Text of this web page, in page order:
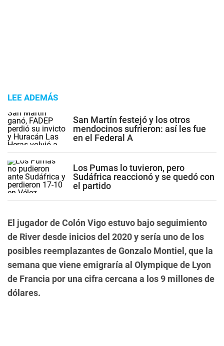
LEE ADEMÁS
San Martín festejó y los otros
mendocinos sufrieron: así les fue
en el Federal A
Los Pumas lo tuvieron, pero
Sudáfrica reaccionó y se quedó con
el partido
El jugador de Colón Vigo estuvo bajo seguimiento
de River desde inicios del 2020 y sería uno de los
posibles reemplazantes de Gonzalo Montiel, que la
semana que viene emigraría al Olympique de Lyon
de Francia por una cifra cercana a los 9 millones de
dólares.